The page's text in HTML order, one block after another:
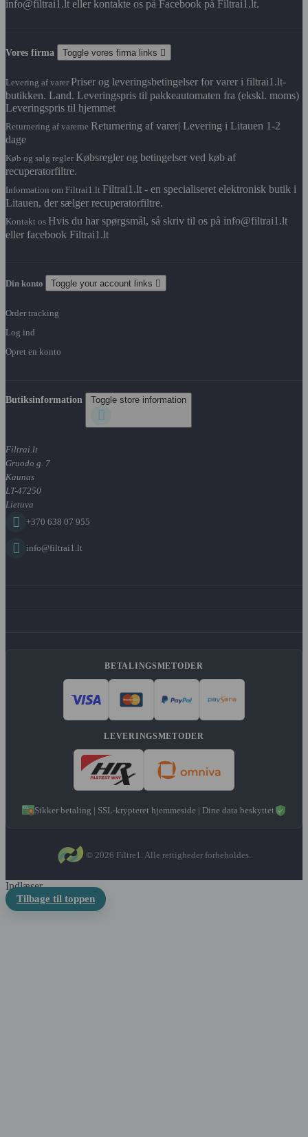
info@filtrai1.lt eller kontakte os på Facebook på Filtrai1.lt.
Vores firma Toggle vores firma links 
Levering af varer Priser og leveringsbetingelser for varer i filtrai1.lt-
butikken. Land. Leveringspris til pakkeautomaten fra (ekskl. moms)
Leveringspris til hjemmet
Returnering af varerne Returnering af varer| Levering i Litauen 1-2
dage
Køb og salg regler Købsregler og betingelser ved køb af
recuperatorfiltre.
Information om Filtrai1.lt Filtrai1.lt - en specialiseret elektronisk butik i
Litauen, der sælger recuperatorfiltre.
Kontakt os Hvis du har spørgsmål, så skriv til os på info@filtrai1.lt
eller facebook Filtrai1.lt
Din konto Toggle your account links 
Order tracking
Log ind
Opret en konto
Butiksinformation Toggle store information

Filtrai.lt
Gruodo g. 7
Kaunas
LT-47250
Lietuva
 +370 638 07 955
 info@filtrai1.lt
BETALINGSMETODER
LEVERINGSMETODER
Sikker betaling | SSL-krypteret hjemmeside | Dine data beskyttet
© 2026 Filtre1. Alle rettigheder forbeholdes.
Indlæser...
Tilbage til toppen